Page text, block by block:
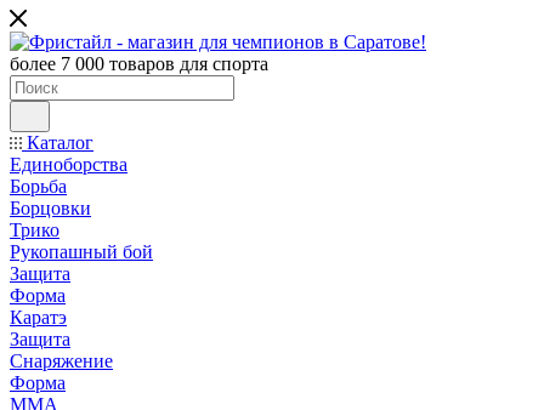
более 7 000 товаров для спорта
Каталог
Единоборства
Борьба
Борцовки
Трико
Рукопашный бой
Защита
Форма
Каратэ
Защита
Снаряжение
Форма
ММА